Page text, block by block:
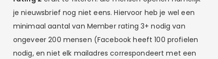
je nieuwsbrief nog niet eens. Hiervoor heb je wel een
minimaal aantal van Member rating 3+ nodig van
ongeveer 200 mensen (Facebook heeft 100 profielen
nodig, en niet elk mailadres correspondeert met een